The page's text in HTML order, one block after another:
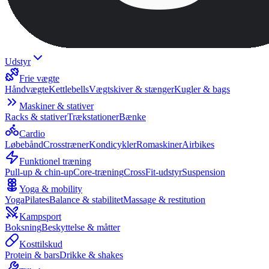
Udstyr
Frie vægte
HåndvægteKettlebellsVægtskiver & stængerKugler & bags
Maskiner & stativer
Racks & stativerTrækstationerBænke
Cardio
LøbebåndCrosstrænerKondicyklerRomaskinerAirbikes
Funktionel træning
Pull-up & chin-upCore-træningCrossFit-udstyrSuspension
Yoga & mobility
YogaPilatesBalance & stabilitetMassage & restitution
Kampsport
BoksningBeskyttelse & måtter
Kosttilskud
Protein & barsDrikke & shakes